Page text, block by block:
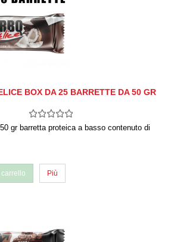
BOX DA 25 BARRETTE DA 50 GR
gr barretta proteica a basso contenuto di
Più